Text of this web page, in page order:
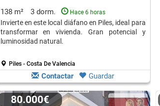
138 m² 3 dorm. Hace 6 horas
Invierte en este local diáfano en Piles, ideal para
transformar en vivienda. Gran potencial y
luminosidad natural.
Piles - Costa De Valencia
Contactar Guardar
80.000€